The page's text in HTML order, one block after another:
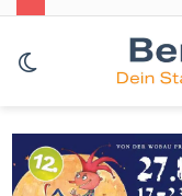
Skin umschalten